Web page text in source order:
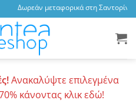
Δωρεάν μεταφορικά στη
Ανακαλύψτε επιλεγμένα
κάνοντας κλικ εδώ!